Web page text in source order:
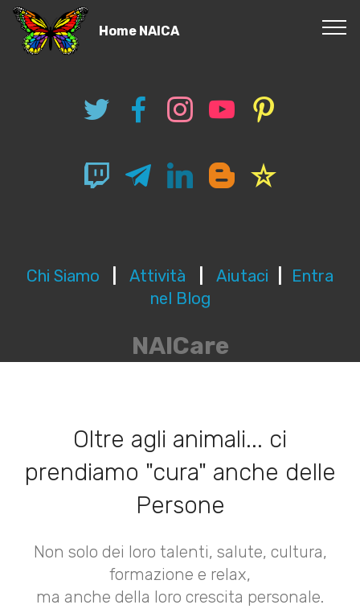
Home NAICA
Chi Siamo Attività Aiutaci
Entra
nel Blog
NAICare
Oltre agli animali... ci
prendiamo "cura" anche delle
Persone
Non solo dei loro talenti, salute, cultura,
formazione e relax,
ma anche della loro crescita personale.